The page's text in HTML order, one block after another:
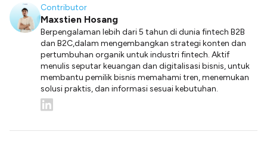
Contributor
Maxstien Hosang
Berpengalaman lebih dari 5 tahun di dunia fintech B2B
dan B2C,dalam mengembangkan strategi konten dan
pertumbuhan organik untuk industri fintech. Aktif
menulis seputar keuangan dan digitalisasi bisnis, untuk
membantu pemilik bisnis memahami tren, menemukan
solusi praktis, dan informasi sesuai kebutuhan.